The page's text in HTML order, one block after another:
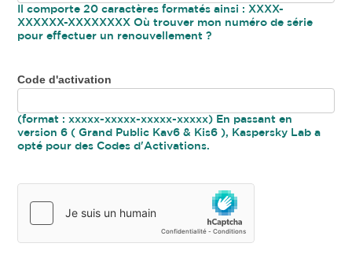
Il comporte 20 caractères formatés ainsi : XXXX-
XXXXXX-XXXXXXXX Où trouver mon numéro de série
pour effectuer un renouvellement ?
Code d'activation
(format : xxxxx-xxxxx-xxxxx-xxxxx) En passant en
version 6 ( Grand Public Kav6 & Kis6 ), Kaspersky Lab a
opté pour des Codes d'Activations.